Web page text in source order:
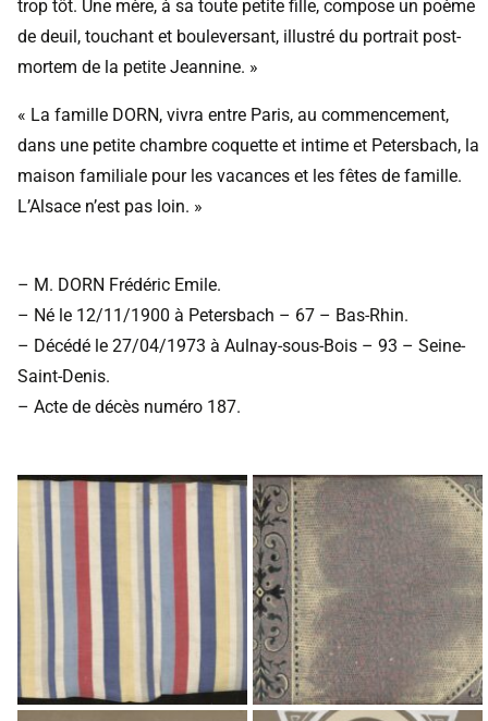
trop tôt. Une mère, à sa toute petite fille, compose un poème
de deuil, touchant et bouleversant, illustré du portrait post-
mortem de la petite Jeannine. »
« La famille DORN, vivra entre Paris, au commencement,
dans une petite chambre coquette et intime et Petersbach, la
maison familiale pour les vacances et les fêtes de famille.
L’Alsace n’est pas loin. »
– M. DORN Frédéric Emile.
– Né le 12/11/1900 à Petersbach – 67 – Bas-Rhin.
– Décédé le 27/04/1973 à Aulnay-sous-Bois – 93 – Seine-
Saint-Denis.
– Acte de décès numéro 187.